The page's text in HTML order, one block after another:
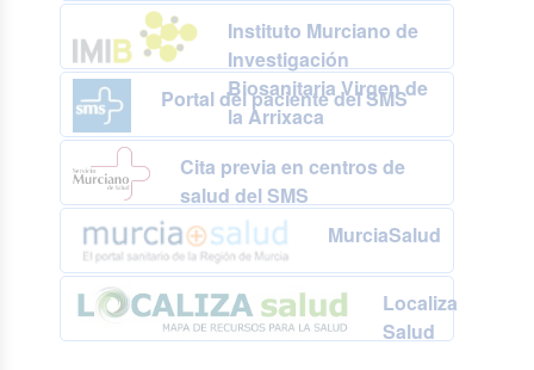
Instituto Murciano de
Investigación
Biosanitaria Virgen de
la Arrixaca
Portal del paciente del SMS
Cita previa en centros de
salud del SMS
MurciaSalud
Localiza
Salud